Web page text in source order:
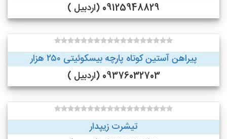
09125948829 (اردبیل )
پیراهن آستین کوتاه پارچه بیسکوئیتی ۲۵۰ هزار
09376032703 (اردبیل )
تیشرت زیپدار